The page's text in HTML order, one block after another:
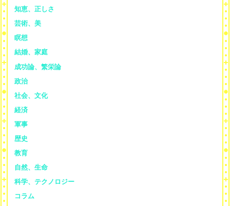
知恵、正しさ
芸術、美
瞑想
結婚、家庭
成功論、繁栄論
政治
社会、文化
経済
軍事
歴史
教育
自然、生命
科学、テクノロジー
コラム